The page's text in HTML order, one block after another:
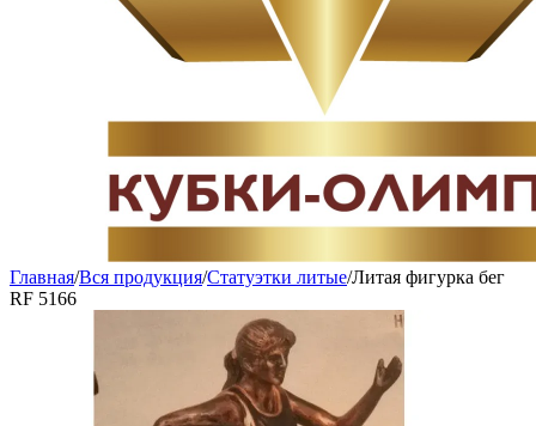
Главная/Вся продукция/Статуэтки литые/Литая фигурка бег
RF 5166